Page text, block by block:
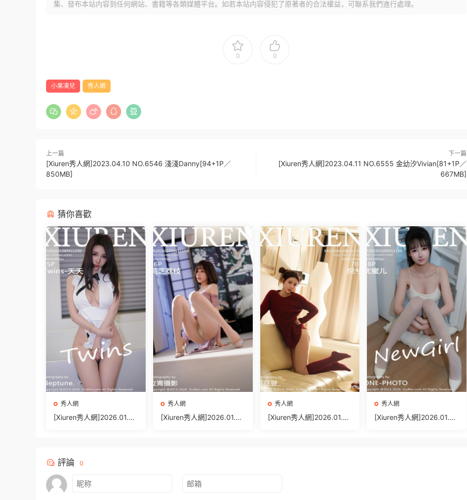
集、發布本站内容到任何網站、書籍等各類媒體平台。如若本站内容侵犯了原著者的合法權益，可聯系我們進行處理。
0 0
小果凍兒 秀人網
上一篇
[Xiuren秀人網]2023.04.10 NO.6546 淺淺Danny[94+1P／
850MB]
下一篇
[Xiuren秀人網]2023.04.11 NO.6555 金幼汐Vivian[81+1P／
667MB]
猜你喜歡
秀人網
[Xiuren秀人網]2026.01.06
秀人網
[Xiuren秀人網]2026.01.06
秀人網
[Xiuren秀人網]2026.01.06
秀人網
[Xiuren秀人網]2026.01.06
評論 0